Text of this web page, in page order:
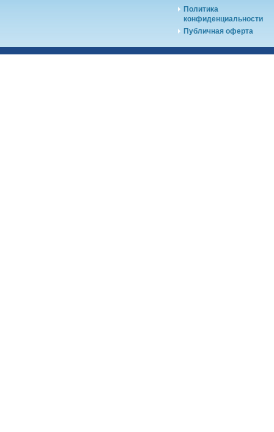
Политика
конфиденциальности
Публичная оферта